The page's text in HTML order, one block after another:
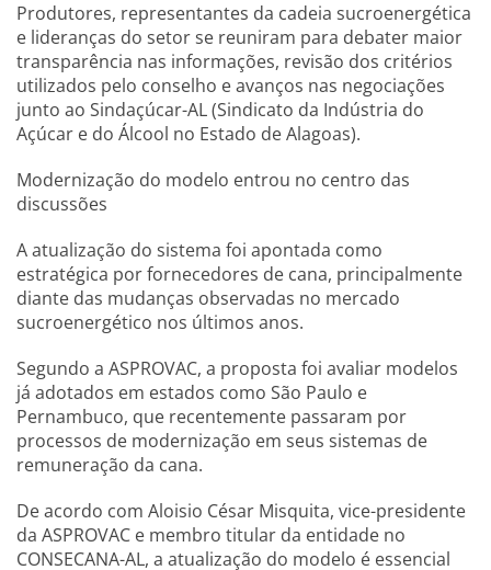
Produtores, representantes da cadeia sucroenergética
e lideranças do setor se reuniram para debater maior
transparência nas informações, revisão dos critérios
utilizados pelo conselho e avanços nas negociações
junto ao Sindaçúcar-AL (Sindicato da Indústria do
Açúcar e do Álcool no Estado de Alagoas).
Modernização do modelo entrou no centro das
discussões
A atualização do sistema foi apontada como
estratégica por fornecedores de cana, principalmente
diante das mudanças observadas no mercado
sucroenergético nos últimos anos.
Segundo a ASPROVAC, a proposta foi avaliar modelos
já adotados em estados como São Paulo e
Pernambuco, que recentemente passaram por
processos de modernização em seus sistemas de
remuneração da cana.
De acordo com Aloisio César Misquita, vice-presidente
da ASPROVAC e membro titular da entidade no
CONSECANA-AL, a atualização do modelo é essencial